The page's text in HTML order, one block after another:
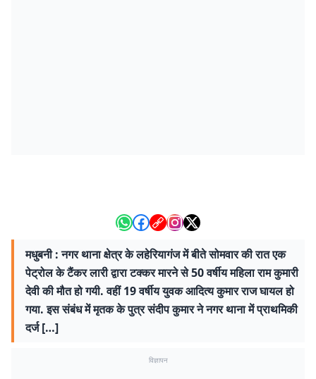
मधुबनी : नगर थाना क्षेत्र के लहेरियागंज में बीते सोमवार की रात एक
पेट्रोल के टैंकर लारी द्वारा टक्कर मारने से 50 वर्षीय महिला राम कुमारी
देवी की मौत हो गयी. वहीं 19 वर्षीय युवक आदित्य कुमार राज घायल हो
गया. इस संबंध में मृतक के पुत्र संदीप कुमार ने नगर थाना में प्राथमिकी
दर्ज […]
विज्ञापन